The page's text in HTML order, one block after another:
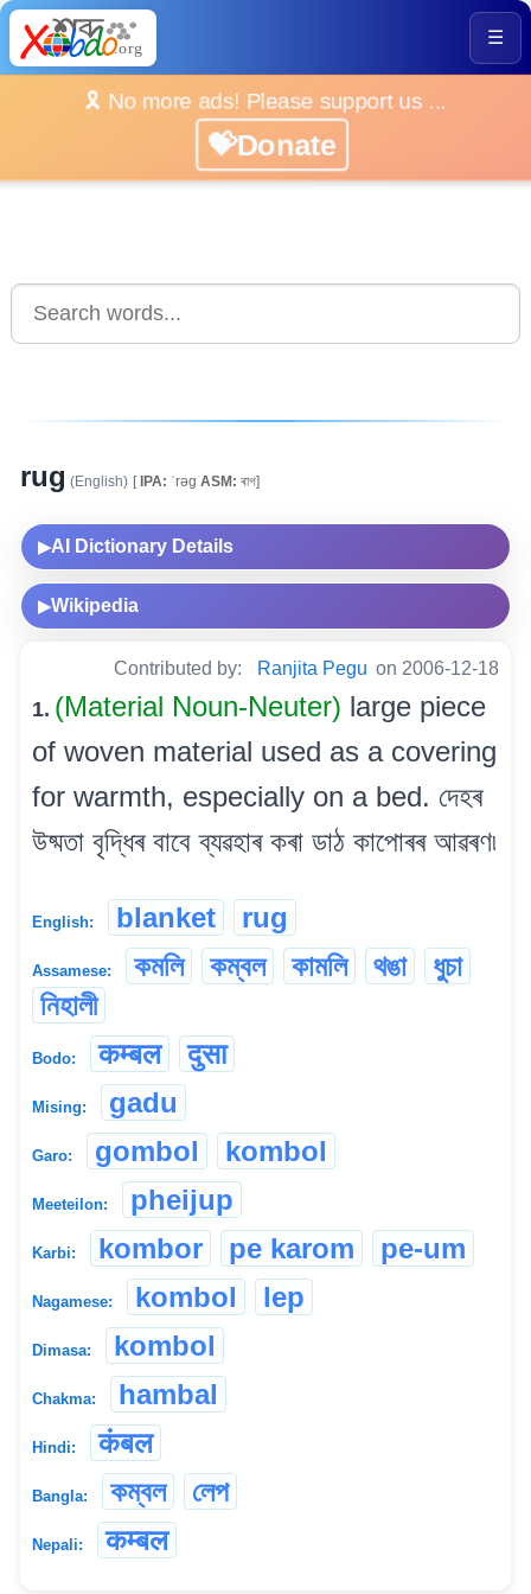
☰
🎗️ No more ads! Please support us ...
💝Donate
rug (English) [IPA: ˈrəg ASM: ৰাগ]
▶AI Dictionary Details
▶Wikipedia
Contributed by: Ranjita Pegu on 2006-12-18
1. (Material Noun-Neuter) large piece
of woven material used as a covering
for warmth, especially on a bed. দেহৰ
উষ্মতা বৃদ্ধিৰ বাবে ব্যৱহাৰ কৰা ডাঠ কাপোৰৰ আৱৰণ৷
English: blanket rug
Assamese: কমলি কম্বল কামলি থঙা
ধুচা
নিহালী
Bodo: कम्बल दुसा
Mising: gadu
Garo: gombol kombol
Meeteilon: pheijup
Karbi: kombor pe karom pe-um
Nagamese: kombol lep
Dimasa: kombol
Chakma: hambal
Hindi: कंबल
Bangla: কম্বল লেপ
Nepali: कम्बल